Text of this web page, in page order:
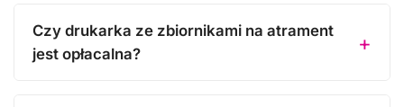
Czy drukarka ze zbiornikami na atrament
jest opłacalna?